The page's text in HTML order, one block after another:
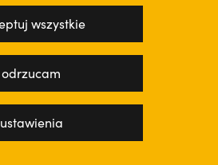
wszystkie
odrzucam
ustawienia